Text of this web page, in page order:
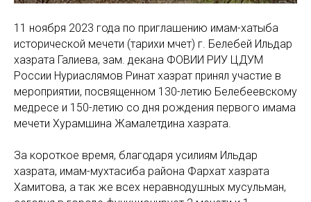
11 ноября 2023 года по приглашению имам-хатыба
исторической мечети (тарихи мәчет) г. Белебей Ильдар
хазрата Галиева, зам. декана ФОВИИ РИУ ЦДУМ
России Нуриаслямов Ринат хазрат принял участие в
мероприятии, посвященном 130-летию Белебеевскому
медресе и 150-летию со дня рождения первого имама
мечети Хурамшина Жамалетдина хазрата.
За короткое время, благодаря усилиям Ильдар
хазрата, имам-мухтасиба района Фархат хазрата
Хамитова, а так же всех неравнодушных мусульман,